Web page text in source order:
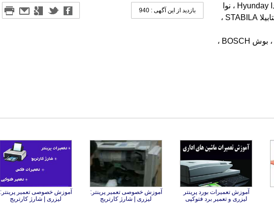
بازدید از این آگهی : 940
لایکا LEICA ، بوش BOSCH ،
آموزش تعمیرات بورد پرینتر
لیزری و تعمیر برد فتوکپی
آموزش خصوصی تعمیر پرینتر:
لیزری | شارژ کارتریج
آموزش خصوصی تعمیر پرینتر:
لیزری | شارژ کارتریج